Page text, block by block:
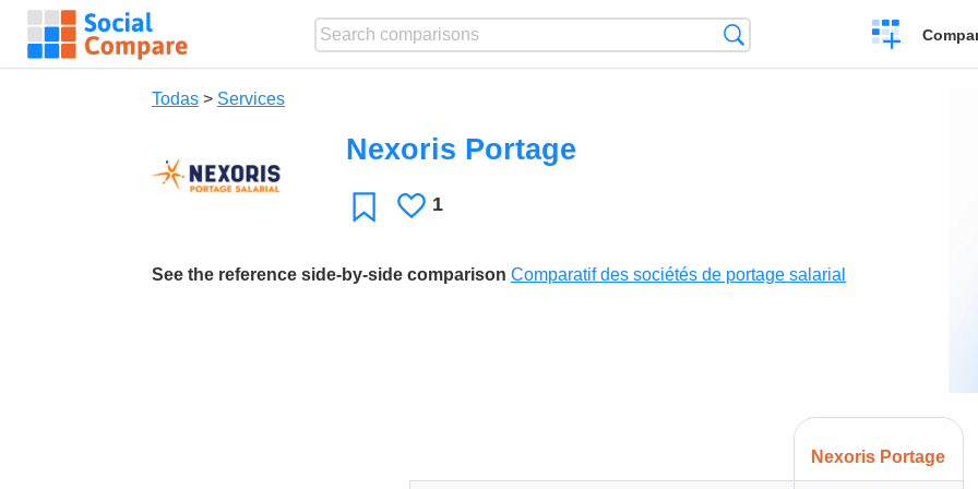
Crear
una
Todas > Services
Nexoris Portage
Favoritos
Le
1
See the reference side-by-side comparison Comparatif des sociétés de portage salarial
Nexoris Portage